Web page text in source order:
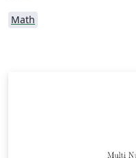
Math